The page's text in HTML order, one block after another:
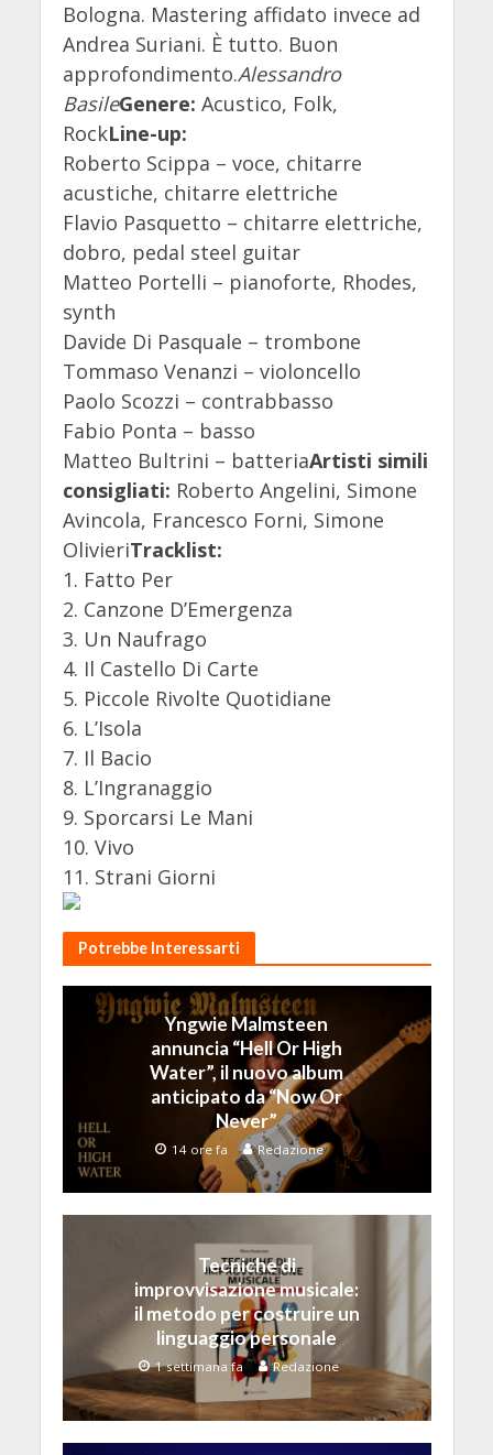
Bologna. Mastering affidato invece ad
Andrea Suriani. È tutto. Buon
approfondimento.Alessandro
BasileGenere: Acustico, Folk,
RockLine-up:
Roberto Scippa – voce, chitarre
acustiche, chitarre elettriche
Flavio Pasquetto – chitarre elettriche,
dobro, pedal steel guitar
Matteo Portelli – pianoforte, Rhodes,
synth
Davide Di Pasquale – trombone
Tommaso Venanzi – violoncello
Paolo Scozzi – contrabbasso
Fabio Ponta – basso
Matteo Bultrini – batteriaArtisti simili
consigliati: Roberto Angelini, Simone
Avincola, Francesco Forni, Simone
OlivieriTracklist:
1. Fatto Per
2. Canzone D’Emergenza
3. Un Naufrago
4. Il Castello Di Carte
5. Piccole Rivolte Quotidiane
6. L’Isola
7. Il Bacio
8. L’Ingranaggio
9. Sporcarsi Le Mani
10. Vivo
11. Strani Giorni
Potrebbe Interessarti
Yngwie Malmsteen
annuncia “Hell Or High
Water”, il nuovo album
anticipato da “Now Or
Never”
14 ore fa Redazione
Tecniche di
improvvisazione musicale:
il metodo per costruire un
linguaggio personale
1 settimana fa Redazione